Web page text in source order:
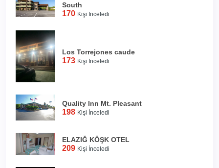
South
170 Kişi İnceledi
Los Torrejones caude
173 Kişi İnceledi
Quality Inn Mt. Pleasant
198 Kişi İnceledi
ELAZIĞ KÖŞK OTEL
209 Kişi İnceledi